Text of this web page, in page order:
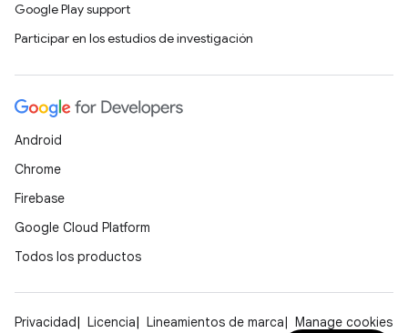
Google Play support
Participar en los estudios de investigación
Android
Chrome
Firebase
Google Cloud Platform
Todos los productos
Privacidad Licencia Lineamientos de marca
Manage cookies